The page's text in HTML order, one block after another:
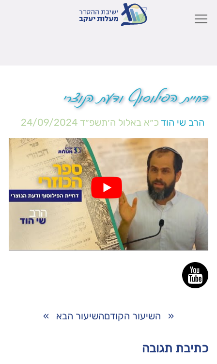
דחיית הפילוסוף ודעת הנוצרי
הרב שי הוד כ״א באלול ה׳תשפ״ד 24/09/2024
« השיעור הקודםהשיעור הבא »
כתיבת תגובה